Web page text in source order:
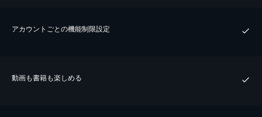
アカウントごとの機能制限設定
動画も書籍も楽しめる